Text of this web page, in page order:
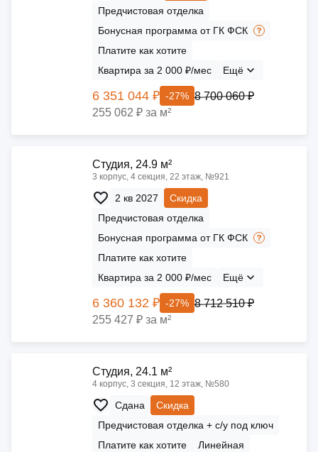
Предчистовая отделка
Бонусная программа от ГК ФСК
Платите как хотите
Квартира за 2 000 ₽/мес
Ещё
6 351 044 ₽ -27% 8 700 060 ₽
255 062 ₽ за м²
Cтудия, 24.9 м²
3 корпус, 4 секция, 22 этаж, №921
2 кв 2027
Скидка
Предчистовая отделка
Бонусная программа от ГК ФСК
Платите как хотите
Квартира за 2 000 ₽/мес
Ещё
6 360 132 ₽ -27% 8 712 510 ₽
255 427 ₽ за м²
Cтудия, 24.1 м²
4 корпус, 3 секция, 12 этаж, №580
Сдана
Скидка
Предчистовая отделка + с/у под ключ
Платите как хотите
Линейная